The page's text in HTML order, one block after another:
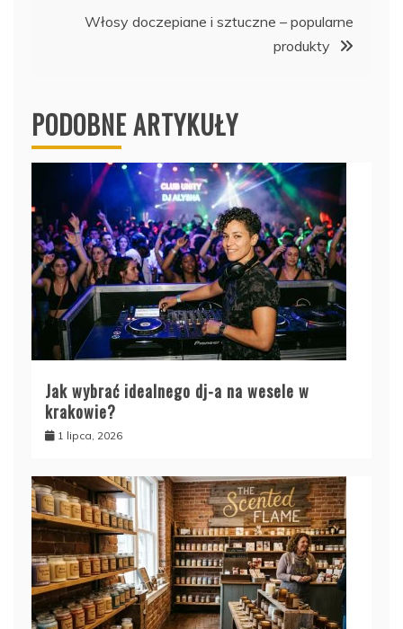
Włosy doczepiane i sztuczne – popularne
produkty
PODOBNE ARTYKUŁY
Jak wybrać idealnego dj-a na wesele w
krakowie?
1 lipca, 2026